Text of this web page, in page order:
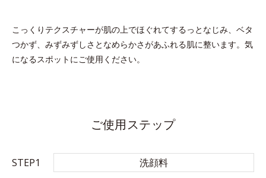
こっくりテクスチャーが肌の上でほぐれてするっとなじみ、ベタ
つかず、みずみずしさとなめらかさがあふれる肌に整います。気
になるスポットにご使用ください。
ご使用ステップ
STEP1 洗顔料